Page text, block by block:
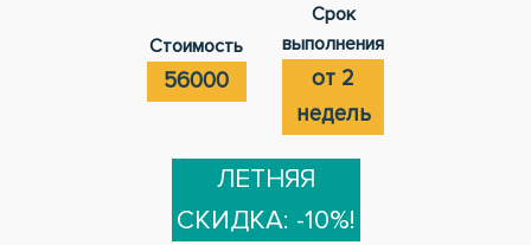
Стоимость
56000
Срок
выполнения
от 2
недель
ЛЕТНЯЯ
СКИДКА: -10%!